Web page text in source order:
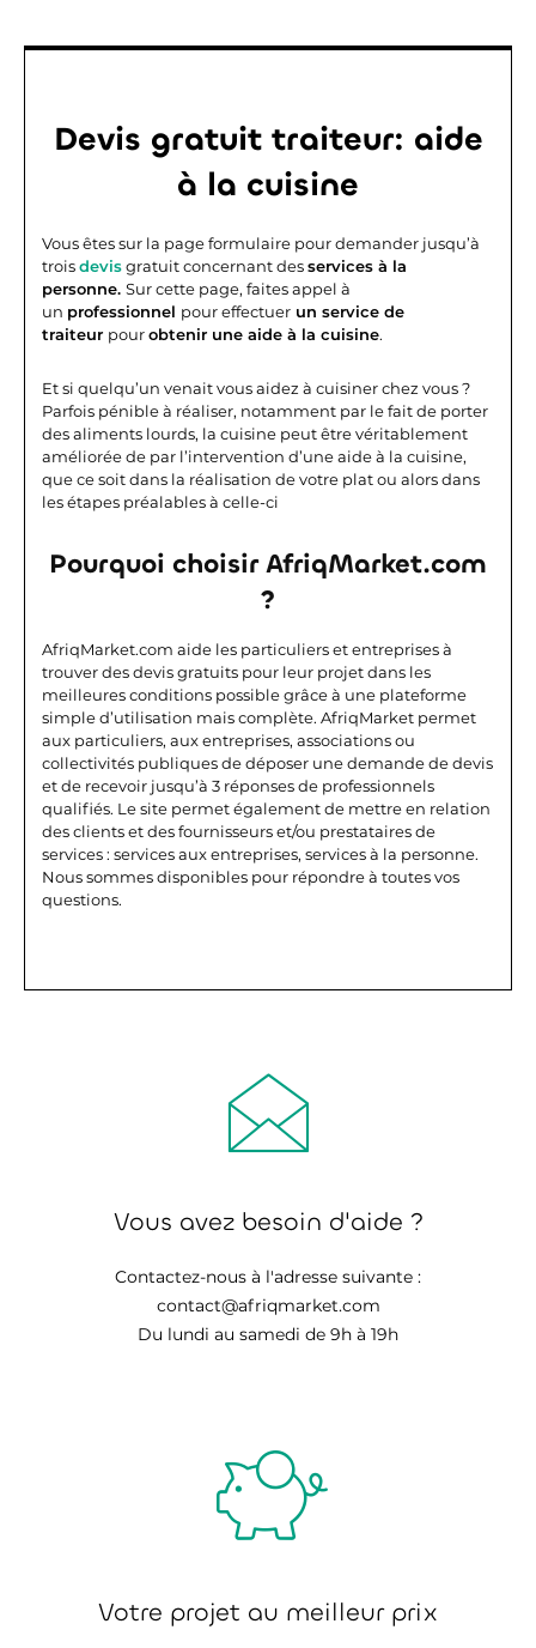
Devis gratuit traiteur: aide
à la cuisine
Vous êtes sur la page formulaire pour demander jusqu’à
troisdevisgratuit concernant desservices à la
personne. Sur cette page, faites appel à
un professionnel pour effectuer un service de
traiteur pourobtenir une aide à la cuisine.
Et si quelqu’un venait vous aidez à cuisiner chez vous ?
Parfois pénible à réaliser, notamment par le fait de porter
des aliments lourds, la cuisine peut être véritablement
améliorée de par l’intervention d’une aide à la cuisine,
que ce soit dans la réalisation de votre plat ou alors dans
les étapes préalables à celle-ci
Pourquoi choisir AfriqMarket.com
?
AfriqMarket.com aide les particuliers et entreprises à
trouver des devis gratuits pour leur projet dans les
meilleures conditions possible grâce à une plateforme
simple d’utilisation mais complète. AfriqMarket permet
aux particuliers, aux entreprises, associations ou
collectivités publiques de déposer une demande de devis
et de recevoir jusqu’à 3 réponses de professionnels
qualifiés. Le site permet également de mettre en relation
des clients et des fournisseurs et/ou prestataires de
services : services aux entreprises, services à la personne.
Nous sommes disponibles pour répondre à toutes vos
questions.
Vous avez besoin d'aide ?
Contactez-nous à l'adresse suivante :
contact@afriqmarket.com
Du lundi au samedi de 9h à 19h
Votre projet au meilleur prix